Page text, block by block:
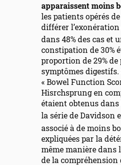
apparaissent moins
les patients opérés
différer
dans 48% des cas et
constipation de 30%
proportion de 29%
symptômes
« Bowel Function
Hisrchsprung en
étaient obtenus dans
la série de Davidson
associé à de moins
expliquées par la
même manière dans
de la compréhension